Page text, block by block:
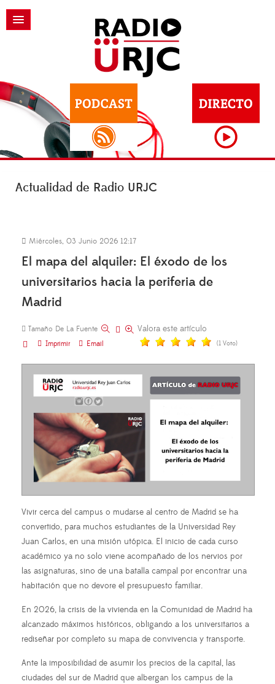
Actualidad de Radio URJC
Miércoles, 03 Junio 2026 12:17
El mapa del alquiler: El éxodo de los
universitarios hacia la periferia de
Madrid
Tamaño De La Fuente
Imprimir
Email
Valora este artículo
(1 Voto)
Vivir cerca del campus o mudarse al centro de Madrid se ha
convertido, para muchos estudiantes de la Universidad Rey
Juan Carlos, en una misión utópica. El inicio de cada curso
académico ya no solo viene acompañado de los nervios por
las asignaturas, sino de una batalla campal por encontrar una
habitación que no devore el presupuesto familiar.
En 2026, la crisis de la vivienda en la Comunidad de Madrid ha
alcanzado máximos históricos, obligando a los universitarios a
rediseñar por completo su mapa de convivencia y transporte.
Ante la imposibilidad de asumir los precios de la capital, las
ciudades del sur de Madrid que albergan los campus de la